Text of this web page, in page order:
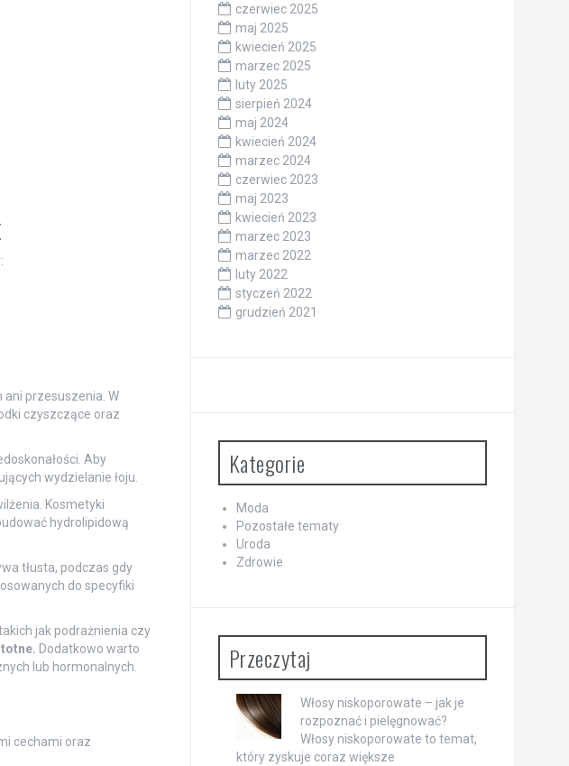
przesuszenia. W
czyszczące oraz
Aby
wydzielanie łoju.
Kosmetyki
hydrolipidową
tłusta, podczas gdy
do specyfiki
jak podrażnienia czy
Dodatkowo warto
lub hormonalnych.
cechami oraz
czerwiec 2025
maj 2025
kwiecień 2025
marzec 2025
luty 2025
sierpień 2024
maj 2024
kwiecień 2024
marzec 2024
czerwiec 2023
maj 2023
kwiecień 2023
marzec 2023
marzec 2022
luty 2022
styczeń 2022
grudzień 2021
Kategorie
Moda
Pozostałe tematy
Uroda
Zdrowie
Przeczytaj
Włosy niskoporowate – jak je
rozpoznać i pielęgnować?
Włosy niskoporowate to temat,
który zyskuje coraz większe